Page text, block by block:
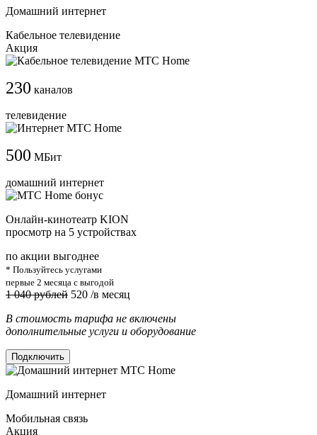
Домашний интернет
Кабельное телевидение
Акция
230 каналов
телевидение
500 МБит
домашний интернет
Онлайн-кинотеатр KION
просмотр на 5 устройствах
по акции выгоднее
* Пользуйтесь услугами
первые 2 месяца с выгодой
1 040 рублей 520 /в месяц
В стоимость тарифа не включены
дополнительные услуги и оборудование
Подключить
Домашний интернет
Мобильная связь
Акция